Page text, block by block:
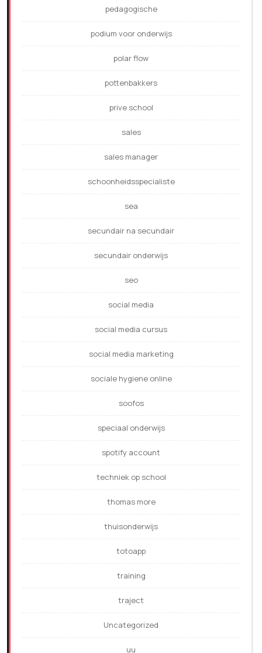
pedagogische
podium voor onderwijs
polar flow
pottenbakkers
prive school
sales
sales manager
schoonheidsspecialiste
sea
secundair na secundair
secundair onderwijs
seo
social media
social media cursus
social media marketing
sociale hygiene online
soofos
speciaal onderwijs
spotify account
techniek op school
thomas more
thuisonderwijs
totoapp
training
traject
Uncategorized
uu